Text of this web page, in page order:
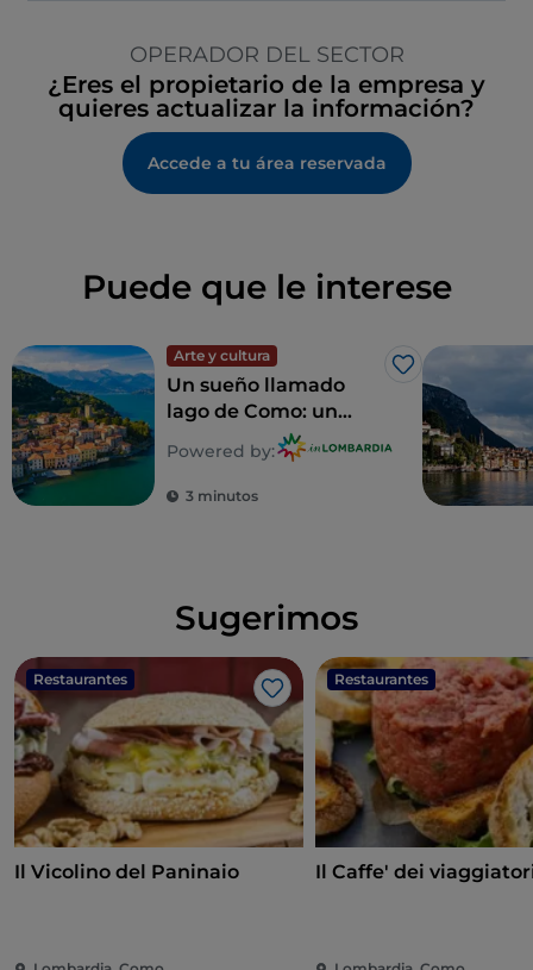
OPERADOR DEL SECTOR
¿Eres el propietario de la empresa y
quieres actualizar la información?
Accede a tu área reservada
Puede que le interese
Arte y cultura
Me gusta
Un sueño llamado
lago de Como: un
recorrido para
descubrir 5 villas
inolvidables
Powered by:
3 minutos
Sugerimos
Restaurantes
Me gusta
Il Vicolino del Paninaio
Restaurantes
Il Caffe' dei